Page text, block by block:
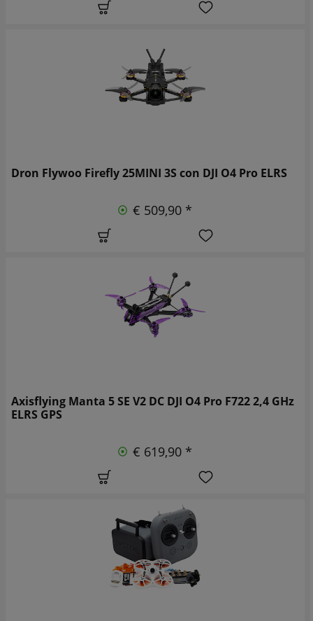
Dron Flywoo Firefly 25MINI 3S con DJI O4 Pro ELRS
€ 509,90 *
Axisflying Manta 5 SE V2 DC DJI O4 Pro F722 2,4 GHz
ELRS GPS
€ 619,90 *